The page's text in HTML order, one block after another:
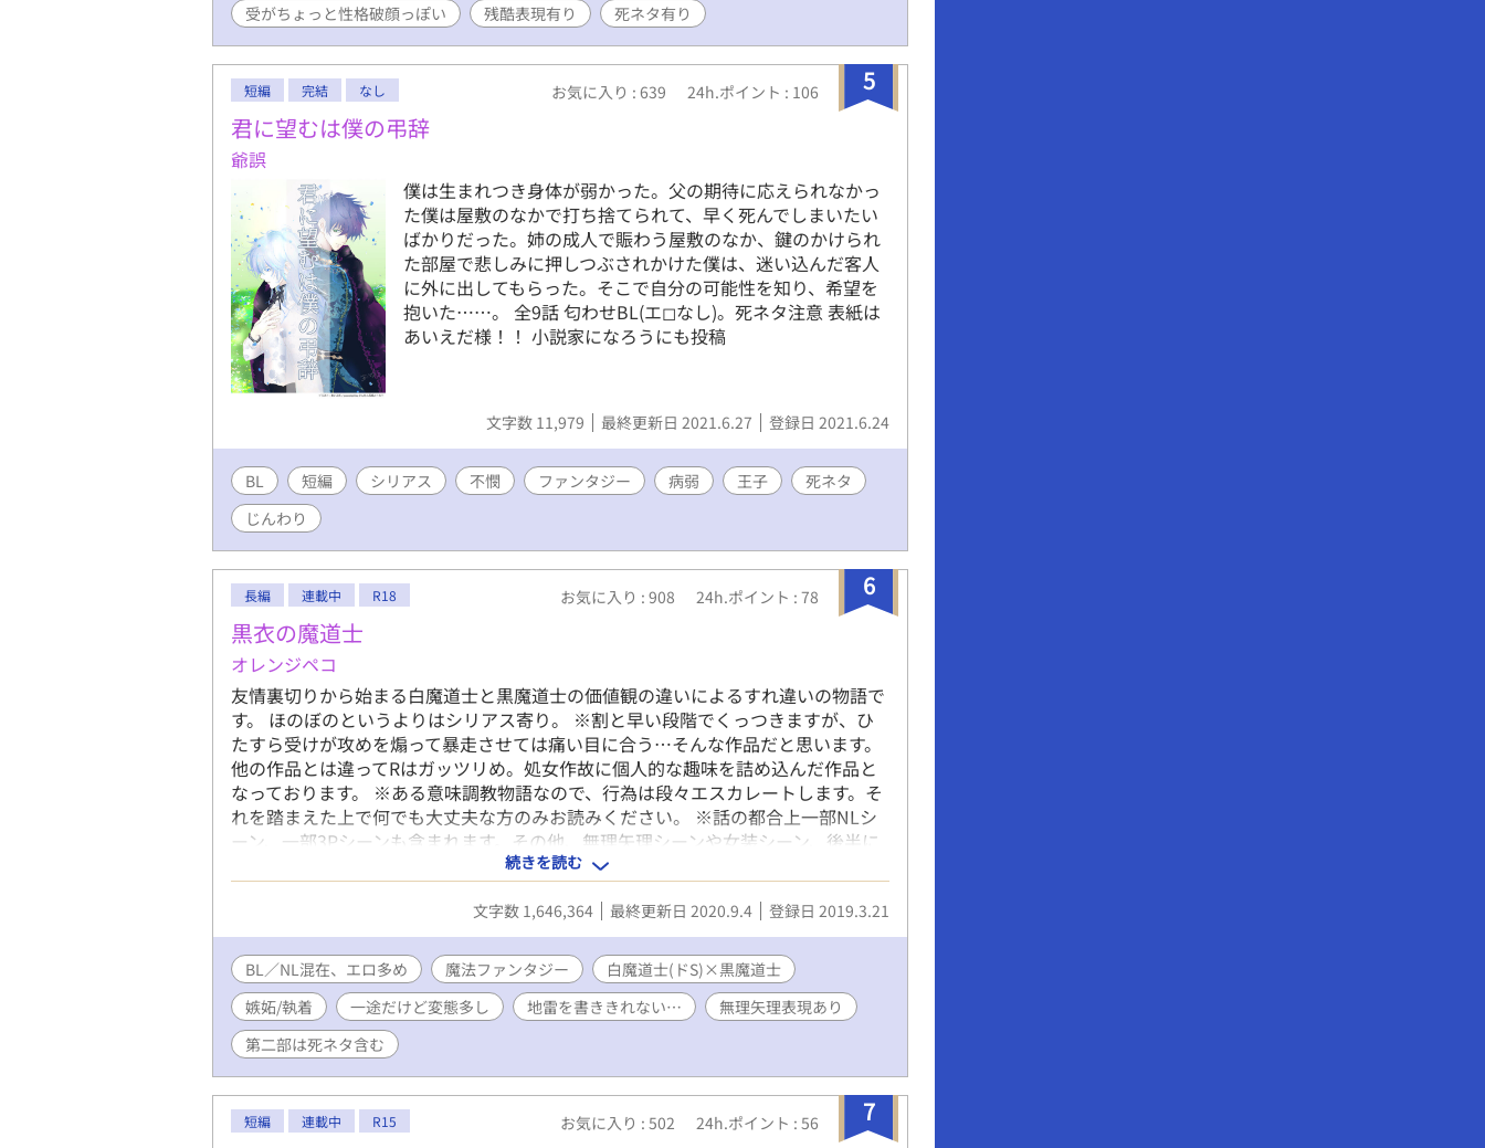
受がちょっと性格破顔っぽい
残酷表現有り 死ネタ有り
5
短編 完結 なし お気に入り : 639 24h.ポイント : 106
君に望むは僕の弔辞
爺誤
僕は生まれつき身体が弱かった。父の期待に応えられなかっ
た僕は屋敷のなかで打ち捨てられて、早く死んでしまいたい
ばかりだった。姉の成人で賑わう屋敷のなか、鍵のかけられ
た部屋で悲しみに押しつぶされかけた僕は、迷い込んだ客人
に外に出してもらった。そこで自分の可能性を知り、希望を
抱いた……。 全9話 匂わせBL(エ◻︎なし)。死ネタ注意 表紙は
あいえだ様！！ 小説家になろうにも投稿
文字数 11,979 最終更新日 2021.6.27 登録日 2021.6.24
BL 短編 シリアス 不憫 ファンタジー 病弱 王子
死ネタ
じんわり
6
長編 連載中 R18 お気に入り : 908 24h.ポイント : 78
黒衣の魔道士
オレンジペコ
友情裏切りから始まる白魔道士と黒魔道士の価値観の違いによるすれ違いの物語で
す。 ほのぼのというよりはシリアス寄り。 ※割と早い段階でくっつきますが、ひ
たすら受けが攻めを煽って暴走させては痛い目に合う…そんな作品だと思います。
他の作品とは違ってRはガッツリめ。処女作故に個人的な趣味を詰め込んだ作品と
なっております。 ※ある意味調教物語なので、行為は段々エスカレートします。そ
れを踏まえた上で何でも大丈夫な方のみお読みください。 ※話の都合上一部NLシ
ーン、一部3Pシーンも含まれます。その他、無理矢理シーンや女装シーン、後半に
向かって玩具責め等色々含まれますので、地雷があった場合は速やかにブラウザバ
ックしていただけますよう宜しくお願い致します。 諸々自己防衛してください(>人
<;) ※第二部の前半部分が第一部導入部と時系列が被るためちょっと読みにくいで
すがどうかお許し下さい。 第二部はソレーユのお話で、騎士×皇太子メインとなり
ます。初っ端に死ネタがありますので苦手な方はご注意ください。 ※Pixiv様で第一
部（全156話＋番外3話）公開済み。b-Love様で第二部（ソレーユ物語全52話＋番
外20話）まで公開済みです。 こちらに持ってくるにあたり少し見直して手直しして
います。 宜しくお願いしますm(_ _)m
続きを読む
文字数 1,646,364 最終更新日 2020.9.4 登録日 2019.3.21
BL／NL混在、エロ多め 魔法ファンタジー
白魔道士(ドS)×黒魔道士
嫉妬/執着
一途だけど変態多し 地雷を書ききれない…
無理矢理表現あり
第二部は死ネタ含む
7
短編 連載中 R15 お気に入り : 502 24h.ポイント : 56